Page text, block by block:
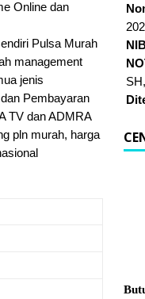
Online dan
Pulsa Murah
management
jenis
Pembayaran
TV dan ADMRA
pln murah, harga